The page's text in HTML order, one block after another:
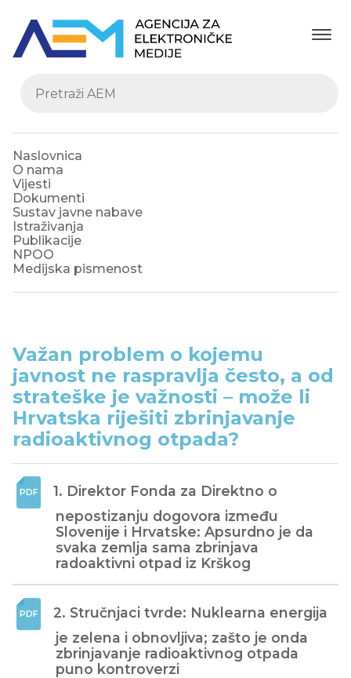
Naslovnica
O nama
Vijesti
Dokumenti
Sustav javne nabave
Istraživanja
Publikacije
NPOO
Medijska pismenost
Važan problem o kojemu
javnost ne raspravlja često, a od
strateške je važnosti – može li
Hrvatska riješiti zbrinjavanje
radioaktivnog otpada?
1. Direktor Fonda za Direktno o
nepostizanju dogovora između
Slovenije i Hrvatske: Apsurdno je da
svaka zemlja sama zbrinjava
radoaktivni otpad iz Krškog
2. Stručnjaci tvrde: Nuklearna energija
je zelena i obnovljiva; zašto je onda
zbrinjavanje radioaktivnog otpada
puno kontroverzi